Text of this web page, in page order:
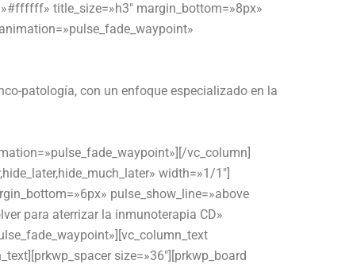
title_size=»h3″ margin_bottom=»8px»
patología, con un enfoque especializado en la
vc_column]
width=»1/1″]
pulse_show_line=»above
para aterrizar la inmunoterapia CD»
size=»36″][prkwp_board